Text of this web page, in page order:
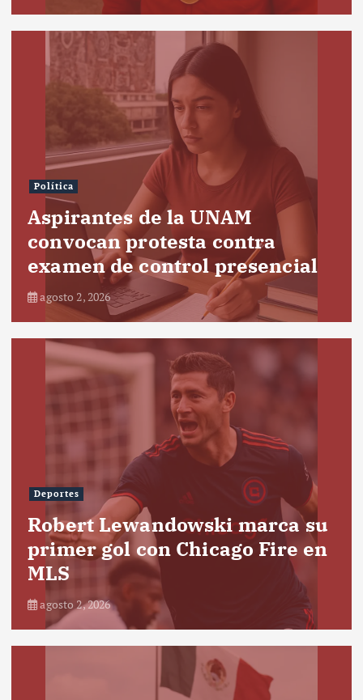
Política
Aspirantes de la UNAM
convocan protesta contra
examen de control presencial
agosto 2, 2026
Deportes
Robert Lewandowski marca su
primer gol con Chicago Fire en
MLS
agosto 2, 2026